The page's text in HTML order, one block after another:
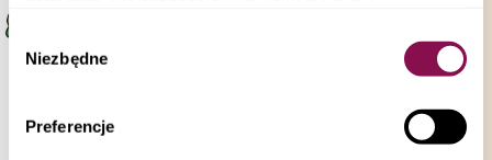
informacje z innymi danymi otrzymanymi od Ciebie lub
Możesz zezwolić na wszystkie pliki cookie, wybrać
je indywidualnie lub odrzucić wszystkie. W dowolnym
Wybór
zgody
Niezbędne
Preferencje
Bezpłatne dostawy